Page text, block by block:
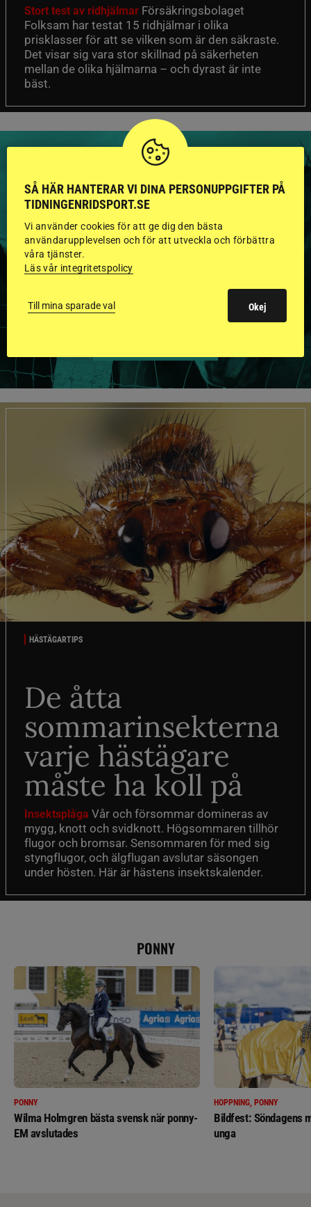
Stort test av ridhjälmar Försäkringsbolaget
Folksam har testat 15 ridhjälmar i olika
prisklasser för att se vilken som är den säkraste.
Det visar sig vara stor skillnad på säkerheten
mellan de olika hjälmarna – och dyrast är inte
bäst.
HINGSTAR ONLINE
GODKÄNDA HINGSTAR I
FLERA KATEGORIER MED
BILDER OCH FAKTA
HÄSTÄGARTIPS
De åtta
sommarinsekterna
varje hästägare
måste ha koll på
Insektsplåga Vår och försommar domineras av
mygg, knott och svidknott. Högsommaren tillhör
flugor och bromsar. Sensommaren för med sig
styngflugor, och älgflugan avslutar säsongen
under hösten. Här är hästens insektskalender.
PONNY
PONNY
Wilma Holmgren bästa svensk när ponny-
EM avslutades
HOPPNING, PONNY
Bildfest: Söndagens
unga
SÅ HÄR HANTERAR VI DINA PERSONUPPGIFTER PÅ
TIDNINGENRIDSPORT.SE
Vi använder cookies för att ge dig den bästa
användarupplevelsen och för att utveckla och förbättra
våra tjänster.
Läs vår integritetspolicy
Till mina sparade val Okej